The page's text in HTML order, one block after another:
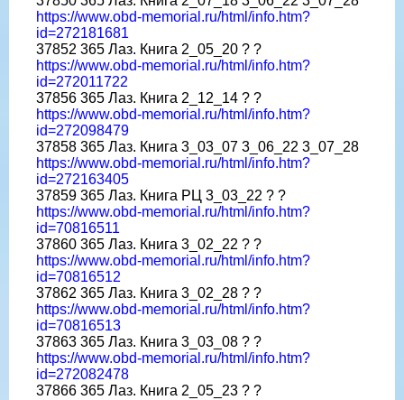
https://www.obd-memorial.ru/html/info.htm?
id=272181681
37852 365 Лаз. Книга 2_05_20 ? ?
https://www.obd-memorial.ru/html/info.htm?
id=272011722
37856 365 Лаз. Книга 2_12_14 ? ?
https://www.obd-memorial.ru/html/info.htm?
id=272098479
37858 365 Лаз. Книга 3_03_07 3_06_22 3_07_28
https://www.obd-memorial.ru/html/info.htm?
id=272163405
37859 365 Лаз. Книга РЦ 3_03_22 ? ?
https://www.obd-memorial.ru/html/info.htm?
id=70816511
37860 365 Лаз. Книга 3_02_22 ? ?
https://www.obd-memorial.ru/html/info.htm?
id=70816512
37862 365 Лаз. Книга 3_02_28 ? ?
https://www.obd-memorial.ru/html/info.htm?
id=70816513
37863 365 Лаз. Книга 3_03_08 ? ?
https://www.obd-memorial.ru/html/info.htm?
id=272082478
37866 365 Лаз. Книга 2_05_23 ? ?